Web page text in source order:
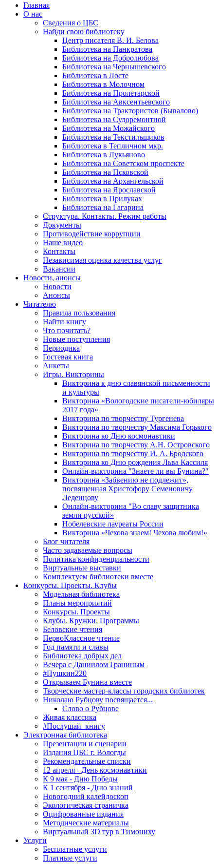
Главная
О нас
Сведения о ЦБС
Найди свою библиотеку
Центр писателя В. И. Белова
Библиотека на Панкратова
Библиотека на Добролюбова
Библиотека на Чернышевского
Библиотека в Лосте
Библиотека в Молочном
Библиотека на Пролетарской
Библиотека на Авксентьевского
Библиотека на Трактористов (Бывалово)
Библиотека на Судоремонтной
Библиотека на Можайского
Библиотека на Текстильщиков
Библиотека в Тепличном мкр.
Библиотека в Лукьяново
Библиотека на Советском проспекте
Библиотека на Псковской
Библиотека на Архангельской
Библиотека на Ярославской
Библиотека в Прилуках
Библиотека на Гагарина
Структура. Контакты. Режим работы
Документы
Противодействие коррупции
Наше видео
Контакты
Независимая оценка качества услуг
Вакансии
Новости, анонсы
Новости
Анонсы
Читателю
Правила пользования
Найти книгу
Что почитать?
Новые поступления
Периодика
Гостевая книга
Анкеты
Игры. Викторины
Викторина к дню славянской письменности
и культуры
Викторина «Вологодские писатели-юбиляры
2017 года»
Викторина по творчеству Тургенева
Викторина по творчеству Максима Горького
Викторина ко Дню космонавтики
Викторина по творчеству А.Н. Островского
Викторина по творчеству И. А. Бродского
Викторина ко Дню рождения Льва Кассиля
Онлайн-викторина "Знаете ли вы Бунина?"
Викторина «Забвению не подлежит»,
посвященная Христофору Семеновичу
Леденцову
Онлайн-викторина "Во славу защитника
земли русской»
Нобелевские лауреаты России
Викторина «Чехова знаем! Чехова любим!»
Блог читателя
Часто задаваемые вопросы
Политика конфиденциальности
Виртуальные выставки
Комплектуем библиотеки вместе
Конкурсы. Проекты. Клубы
Модельная библиотека
Планы мероприятий
Конкурсы. Проекты
Клубы. Кружки. Программы
Беловские чтения
ПервоКлассное чтение
Год памяти и славы
Библиотека добрых дел
Вечера с Даниилом Граниным
#Пушкин220
Открываем Бунина вместе
Творческие мастер-классы городских библиотек
Николаю Рубцову посвящается...
Слово о Рубцове
Живая классика
#Послушай_книгу
Электронная библиотека
Презентации и сценарии
Издания ЦБС г. Вологды
Рекомендательные списки
12 апреля - День космонавтики
К 9 мая - Дню Победы
К 1 сентября - Дню знаний
Новогодний калейдоскоп
Экологическая страничка
Оцифрованные издания
Методические материалы
Виртуальный 3D тур в Тимониху
Услуги
Бесплатные услуги
Платные услуги